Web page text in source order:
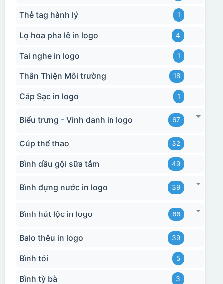
Thẻ tag hành lý 1
Lọ hoa pha lê in logo 4
Tai nghe in logo 1
Thân Thiện Môi trường 18
Cáp Sạc in logo 1
Biểu trưng - Vinh danh in logo 67
Cúp thể thao 32
Bình dầu gội sữa tắm 49
Bình đựng nước in logo 39
Bình hút lộc in logo 66
Balo thêu in logo 39
Bình tỏi 5
Bình tỳ bà 3